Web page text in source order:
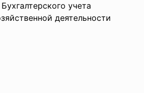
учета
деятельности